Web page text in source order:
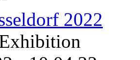
2022